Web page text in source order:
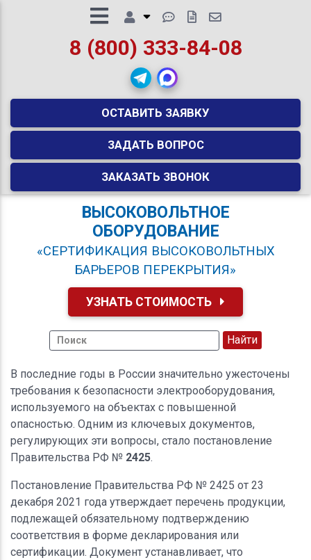
8 (800) 333-84-08
ОСТАВИТЬ ЗАЯВКУ
ЗАДАТЬ ВОПРОС
ЗАКАЗАТЬ ЗВОНОК
ВЫСОКОВОЛЬТНОЕ
ОБОРУДОВАНИЕ
«СЕРТИФИКАЦИЯ ВЫСОКОВОЛЬТНЫХ
БАРЬЕРОВ ПЕРЕКРЫТИЯ»
УЗНАТЬ СТОИМОСТЬ
В последние годы в России значительно ужесточены
требования к безопасности электрооборудования,
используемого на объектах с повышенной
опасностью. Одним из ключевых документов,
регулирующих эти вопросы, стало постановление
Правительства РФ № 2425.
Постановление Правительства РФ № 2425 от 23
декабря 2021 года утверждает перечень продукции,
подлежащей обязательному подтверждению
соответствия в форме декларирования или
сертификации. Документ устанавливает, что